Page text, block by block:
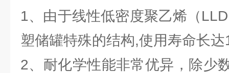
1、由于线性低密度聚乙烯（
塑储罐特殊的结构,使用寿命长
2、耐化学性能非常优异，除少